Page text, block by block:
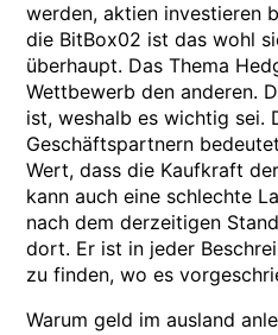
werden, aktien investieren
die BitBox02 ist das wohl
überhaupt. Das Thema
Wettbewerb den anderen.
ist, weshalb es wichtig sei.
Geschäftspartnern
Wert, dass die Kaufkraft
kann auch eine schlechte
nach dem derzeitigen
dort. Er ist in jeder
zu finden, wo es
Warum geld im ausland